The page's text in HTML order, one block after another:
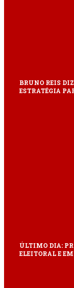
BRUNO REIS
ESTRATÉGIA
ÚLTIMO DIA:
ELEITORAL E